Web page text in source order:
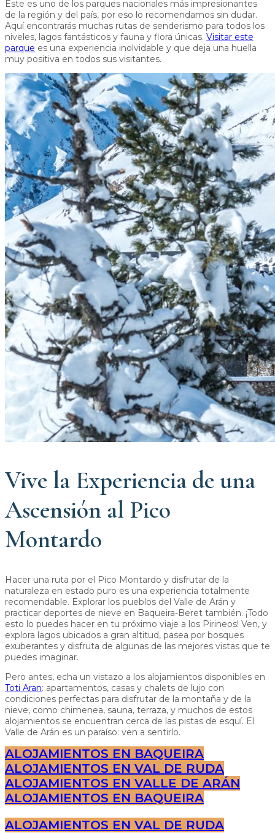
Este es uno de los parques nacionales más impresionantes
de la región y del país, por eso lo recomendamos sin dudar.
Aquí encontrarás muchas rutas de senderismo para todos los
niveles, lagos fantásticos y fauna y flora únicas. Visitar este
parque es una experiencia inolvidable y que deja una huella
muy positiva en todos sus visitantes.
Vive la Experiencia de una
Ascensión al Pico
Montardo
Hacer una ruta por el Pico Montardo y disfrutar de la
naturaleza en estado puro es una experiencia totalmente
recomendable. Explorar los pueblos del Valle de Arán y
practicar deportes de nieve en Baqueira-Beret también. ¡Todo
esto lo puedes hacer en tu próximo viaje a los Pirineos! Ven, y
explora lagos ubicados a gran altitud, pasea por bosques
exuberantes y disfruta de algunas de las mejores vistas que te
puedes imaginar.
Pero antes, echa un vistazo a los alojamientos disponibles en
Toti Aran: apartamentos, casas y chalets de lujo con
condiciones perfectas para disfrutar de la montaña y de la
nieve, como chimenea, sauna, terraza, y muchos de estos
alojamientos se encuentran cerca de las pistas de esquí. El
Valle de Arán es un paraíso: ven a sentirlo.
ALOJAMIENTOS EN BAQUEIRA
ALOJAMIENTOS EN VAL DE RUDA
ALOJAMIENTOS EN VALLE DE ARÁN
ALOJAMIENTOS EN BAQUEIRA
ALOJAMIENTOS EN VAL DE RUDA